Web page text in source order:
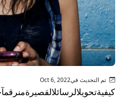
تم التحديث فيOct 6, 2022